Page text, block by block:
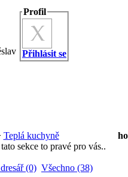
Profil
Přihlásit se
Teplá kuchyně
sekce to pravé pro vás..
(0) Všechno (38)